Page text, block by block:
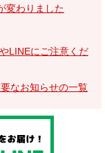
変わりました
LINEにご注意くだ
なお知らせの一覧